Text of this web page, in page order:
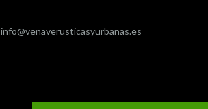
info@venaverusticasyurbanas.es